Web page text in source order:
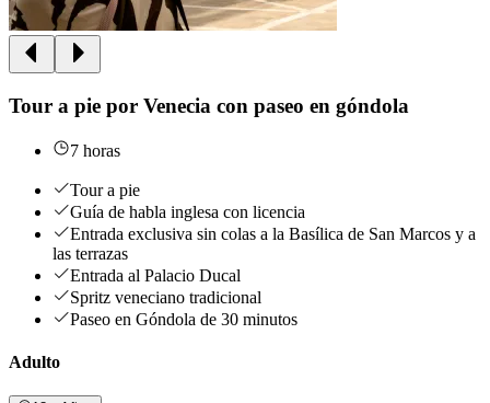
Tour a pie por Venecia con paseo en góndola
7 horas
Tour a pie
Guía de habla inglesa con licencia
Entrada exclusiva sin colas a la Basílica de San Marcos y a
las terrazas
Entrada al Palacio Ducal
Spritz veneciano tradicional
Paseo en Góndola de 30 minutos
Adulto